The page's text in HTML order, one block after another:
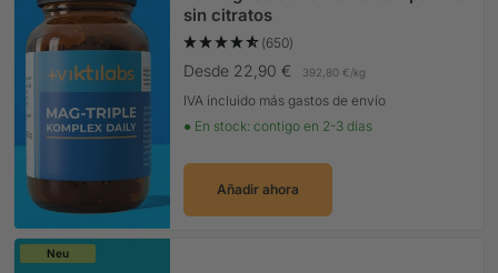
sin citratos
(650)
Precio Oferta
Desde 22,90 € 392,80 €/kg
IVA incluido más gastos de envío
● En stock: contigo en 2-3 días
Añadir ahora
Neu